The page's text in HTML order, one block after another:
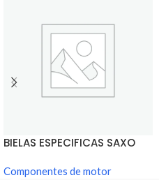
BIELAS ESPECIFICAS SAXO
Componentes de motor